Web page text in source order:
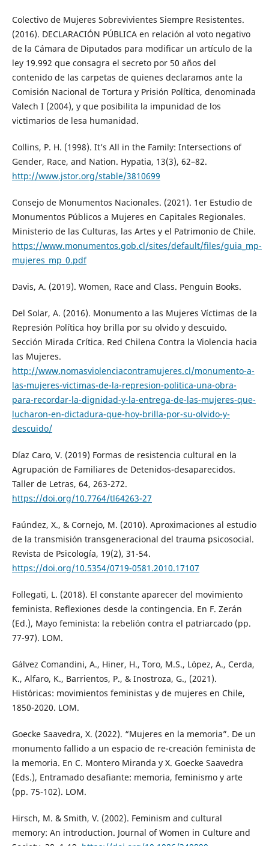
Colectivo de Mujeres Sobrevivientes Siempre Resistentes.
(2016). DECLARACIÓN PÚBLICA en relación al voto negativo
de la Cámara de Diputados para modificar un artículo de la
ley 19.992 que consagra el secreto por 50 años del
contenido de las carpetas de quienes declaramos ante la
Comisión Nacional de Tortura y Prisión Política, denominada
Valech I (2004), y que posibilita la impunidad de los
victimarios de lesa humanidad.
Collins, P. H. (1998). It’s All in the Family: Intersections of
Gender, Race, and Nation. Hypatia, 13(3), 62–82.
http://www.jstor.org/stable/3810699
Consejo de Monumentos Nacionales. (2021). 1er Estudio de
Monumentos Públicos a Mujeres en Capitales Regionales.
Ministerio de las Culturas, las Artes y el Patrimonio de Chile.
https://www.monumentos.gob.cl/sites/default/files/guia_mp-
mujeres_mp_0.pdf
Davis, A. (2019). Women, Race and Class. Penguin Books.
Del Solar, A. (2016). Monumento a las Mujeres Víctimas de la
Represión Política hoy brilla por su olvido y descuido.
Sección Mirada Crítica. Red Chilena Contra la Violencia hacia
las Mujeres.
http://www.nomasviolenciacontramujeres.cl/monumento-a-
las-mujeres-victimas-de-la-represion-politica-una-obra-
para-recordar-la-dignidad-y-la-entrega-de-las-mujeres-que-
lucharon-en-dictadura-que-hoy-brilla-por-su-olvido-y-
descuido/
Díaz Caro, V. (2019) Formas de resistencia cultural en la
Agrupación de Familiares de Detenidos-desaparecidos.
Taller de Letras, 64, 263-272.
https://doi.org/10.7764/tl64263-27
Faúndez, X., & Cornejo, M. (2010). Aproximaciones al estudio
de la transmisión transgeneracional del trauma psicosocial.
Revista de Psicología, 19(2), 31-54.
https://doi.org/10.5354/0719-0581.2010.17107
Follegati, L. (2018). El constante aparecer del movimiento
feminista. Reflexiones desde la contingencia. En F. Zerán
(Ed.), Mayo feminista: la rebelión contra el patriarcado (pp.
77-97). LOM.
Gálvez Comandini, A., Hiner, H., Toro, M.S., López, A., Cerda,
K., Alfaro, K., Barrientos, P., & Inostroza, G., (2021).
Históricas: movimientos feministas y de mujeres en Chile,
1850-2020. LOM.
Goecke Saavedra, X. (2022). “Mujeres en la memoria”. De un
monumento fallido a un espacio de re-creación feminista de
la memoria. En C. Montero Miranda y X. Goecke Saavedra
(Eds.), Entramado desafiante: memoria, feminismo y arte
(pp. 75-102). LOM.
Hirsch, M. & Smith, V. (2002). Feminism and cultural
memory: An introduction. Journal of Women in Culture and